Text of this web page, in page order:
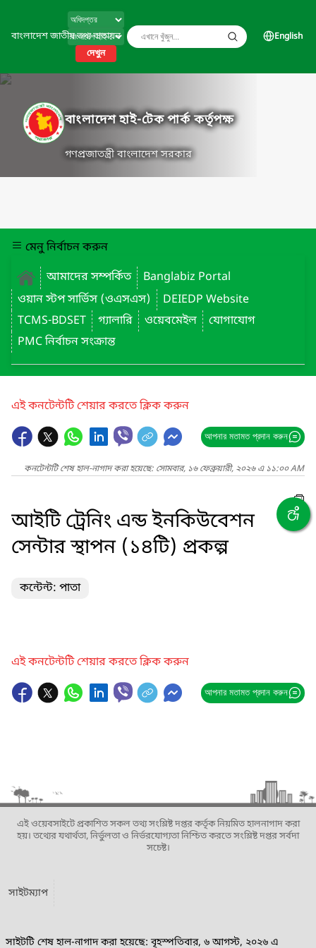
বাংলাদেশ জাতীয় তথ্য বাতায়ন
দেখুন
English
বাংলাদেশ হাই-টেক পার্ক কর্তৃপক্ষ
গণপ্রজাতন্ত্রী বাংলাদেশ সরকার
মেনু নির্বাচন করুন
আমাদের সম্পর্কিত
Banglabiz Portal
ওয়ান স্টপ সার্ভিস (ওএসএস)
DEIEDP Website
TCMS-BDSET
গ্যালারি ওয়েবমেইল
যোগাযোগ
PMC নির্বাচন সংক্রান্ত
এই কনটেন্টটি শেয়ার করতে ক্লিক করুন
আপনার মতামত প্রদান করুন
কনটেন্টটি শেষ হাল-নাগাদ করা হয়েছে: সোমবার, ১৬ ফেব্রুয়ারী, ২০২৬ এ ১১:০০ AM
আইটি ট্রেনিং এন্ড ইনকিউবেশন
সেন্টার স্থাপন (১৪টি) প্রকল্প
কন্টেন্ট: পাতা
এই কনটেন্টটি শেয়ার করতে ক্লিক করুন
আপনার মতামত প্রদান করুন
এই ওয়েবসাইটে প্রকাশিত সকল তথ্য সংশ্লিষ্ট দপ্তর কর্তৃক নিয়মিত হালনাগাদ করা
হয়। তথ্যের যথার্থতা, নির্ভুলতা ও নির্ভরযোগ্যতা নিশ্চিত করতে সংশ্লিষ্ট দপ্তর সর্বদা
সচেষ্ট।
সাইটম্যাপ
সাইটটি শেষ হাল-নাগাদ করা হয়েছে: বৃহস্পতিবার, ৬ আগস্ট, ২০২৬ এ